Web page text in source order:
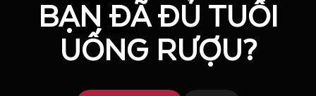
BẠN ĐÃ ĐỦ TUỔI
UỐNG RƯỢU?
BẠN ĐÃ ĐỦ TUỔI
UỐNG RƯỢU?